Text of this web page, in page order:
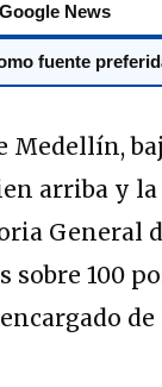
News
fuente
arriba y
General
sobre 100